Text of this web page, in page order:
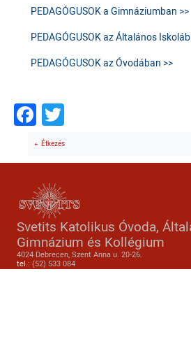
PEDAGÓGUSOK a Gimnáziumban >>
PEDAGÓGUSOK az Általános
PEDAGÓGUSOK az Óvodában >>
Facebook
Étkezés
Svetits Katolikus Óvoda,
Gimnázium és Kollégium
4024 Debrecen, Szent Anna u. 20-26.
tel.: (52) 533 084
e-mail:svetits@svetits.hu